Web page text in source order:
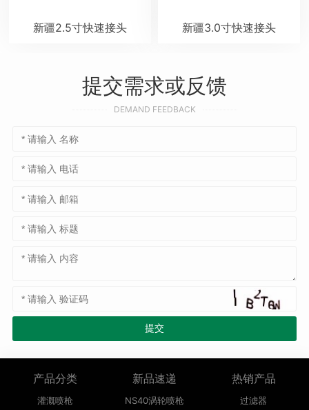
新疆2.5寸快速接头 新疆3.0寸快速接头
提交需求或反馈
DEMAND FEEDBACK
产品分类
灌溉喷枪
新品速递
NS40涡轮喷枪
热销产品
过滤器